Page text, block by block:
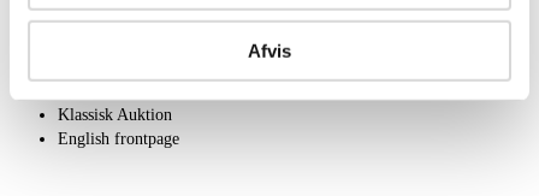
Afvis
OM OS
Klassisk Auktion
English frontpage